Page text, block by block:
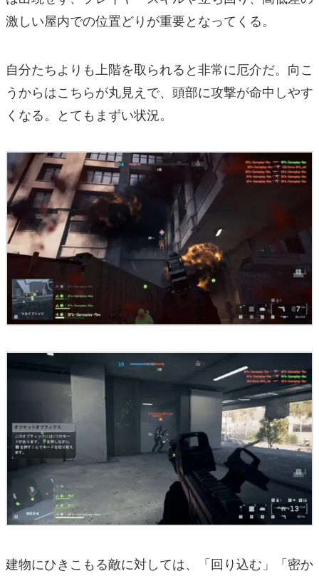
激しい屋内での位置どりが重要となってくる。
自分たちよりも上階を取られると非常に厄介だ。向こ
うからはこちらが丸見えで、頭部に攻撃が命中しやす
くなる。とてもまずい状況。
建物にひきこもる敵に対しては、「回り込む」「密か